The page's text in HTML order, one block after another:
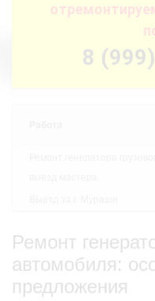
8
Ремонт
автомобиля:
предложения